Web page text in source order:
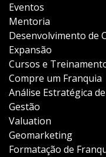
Eventos
Mentoria
Desenvolvimento de
Expansão
Cursos e
Compre um Franquia
Análise Estratégica
Gestão
Valuation
Geomarketing
Formatação de